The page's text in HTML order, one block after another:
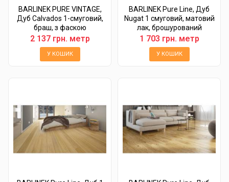
BARLINEK PURE VINTAGE,
Дуб Calvados 1-смуговий,
браш, з фаскою
2 137 грн. метр
У КОШИК
BARLINEK Pure Line, Дуб
Nugat 1 смуговий, матовий
лак, брошурований
1 703 грн. метр
У КОШИК